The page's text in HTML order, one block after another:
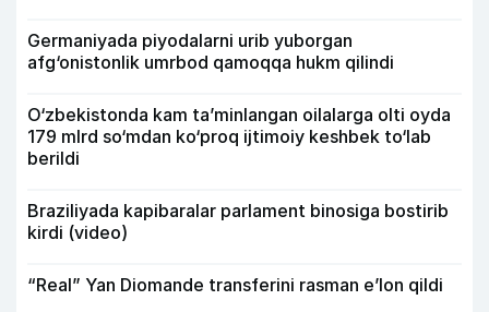
Germaniyada piyodalarni urib yuborgan
afg‘onistonlik umrbod qamoqqa hukm qilindi
O‘zbekistonda kam ta’minlangan oilalarga olti oyda
179 mlrd so‘mdan ko‘proq ijtimoiy keshbek to‘lab
berildi
Braziliyada kapibaralar parlament binosiga bostirib
kirdi (video)
“Real” Yan Diomande transferini rasman e’lon qildi